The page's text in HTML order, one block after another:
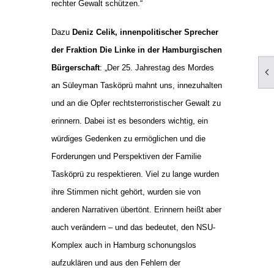
rechter Gewalt schützen.“
Dazu Deniz Celik, innenpolitischer Sprecher
der Fraktion Die Linke in der Hamburgischen
Bürgerschaft: „Der 25. Jahrestag des Mordes
an Süleyman Tasköprü mahnt uns, innezuhalten
und an die Opfer rechtsterroristischer Gewalt zu
erinnern. Dabei ist es besonders wichtig, ein
würdiges Gedenken zu ermöglichen und die
Forderungen und Perspektiven der Familie
Tasköprü zu respektieren. Viel zu lange wurden
ihre Stimmen nicht gehört, wurden sie von
anderen Narrativen übertönt. Erinnern heißt aber
auch verändern – und das bedeutet, den NSU-
Komplex auch in Hamburg schonungslos
aufzuklären und aus den Fehlern der